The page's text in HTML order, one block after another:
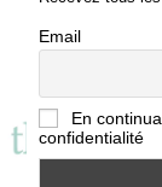
Email
En
confidentialité